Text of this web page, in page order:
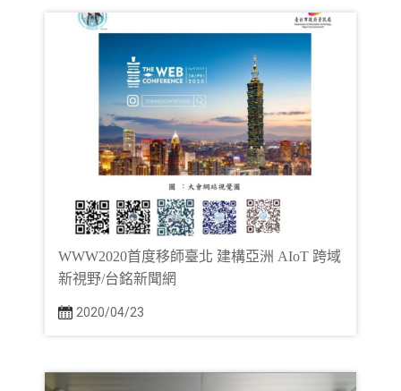
WWW2020首度移師臺北 建構亞洲 AIoT 跨域
新視野/台銘新聞網
2020/04/23